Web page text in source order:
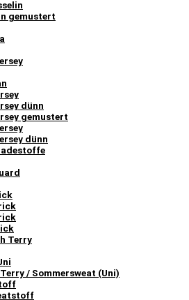
gemustert
dünn
gemustert
dünn
Terry
/ Sommersweat (Uni)